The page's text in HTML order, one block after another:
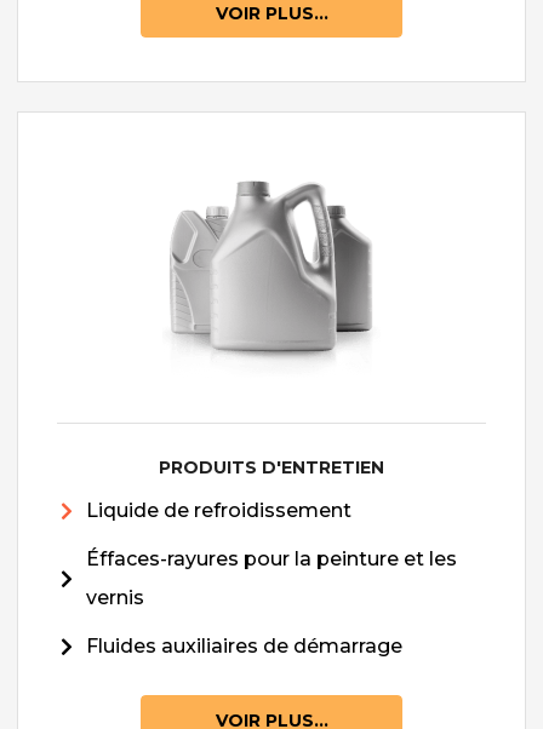
VOIR PLUS...
PRODUITS D'ENTRETIEN
Liquide de refroidissement
Éffaces-rayures pour la peinture et les
vernis
Fluides auxiliaires de démarrage
VOIR PLUS...